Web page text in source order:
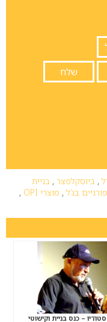
, ביוסקלפצר , בניית
בג’ל , מוצרי OPI
,
סטודיו – כנס בניית וקישוטי